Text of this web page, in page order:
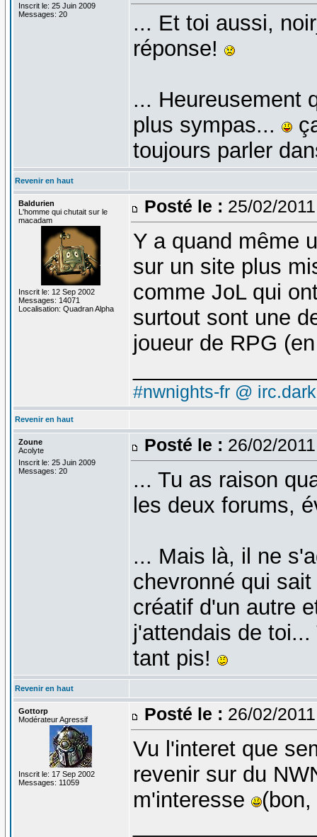
Inscrit le: 25 Juin 2009
Messages: 20
... Et toi aussi,
réponse!
... Heureusement
plus sympas...
toujours parler
Revenir en haut
Baldurien
L'homme qui chutait sur le
macadam
Inscrit le: 12 Sep 2002
Messages: 14071
Localisation: Quadran Alpha
Posté le : 25/02/
Y a quand même
sur un site plus
comme JoL qui
surtout sont une
joueur de RPG
#nwnights-fr @
Revenir en haut
Zoune
Acolyte
Inscrit le: 25 Juin 2009
Messages: 20
Posté le : 26/02/
... Tu as raison
les deux forums,
... Mais là, il ne
chevronné qui
créatif d'un autre
j'attendais de
tant pis!
Revenir en haut
Gottorp
Modérateur Agressif
Inscrit le: 17 Sep 2002
Messages: 11059
Posté le : 26/02/
Vu l'interet que
revenir sur du
m'interesse